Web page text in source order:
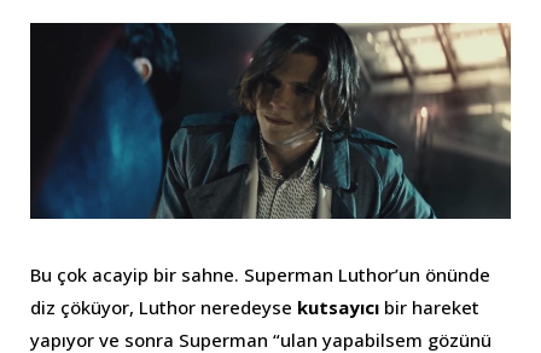
Bu çok acayip bir sahne. Superman Luthor’un önünde
diz çöküyor, Luthor neredeyse kutsayıcı bir hareket
yapıyor ve sonra Superman “ulan yapabilsem gözünü